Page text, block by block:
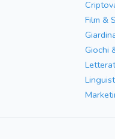
Film &
Giochi